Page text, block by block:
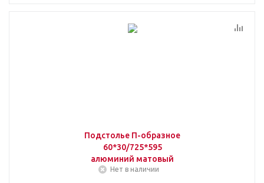
Подстолье П-образное
60*30/725*595
алюминий матовый
Нет в наличии